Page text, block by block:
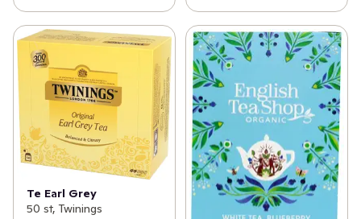
Te Earl Grey
50 st, Twinings